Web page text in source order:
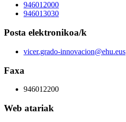
946012000
946013030
Posta elektronikoa/k
vicer.grado-innovacion@ehu.eus
Faxa
946012200
Web atariak